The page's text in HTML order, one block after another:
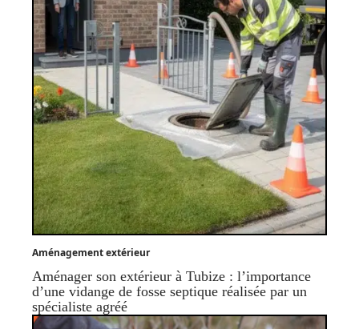
Aménagement extérieur
Aménager son extérieur à Tubize : l’importance
d’une vidange de fosse septique réalisée par un
spécialiste agréé